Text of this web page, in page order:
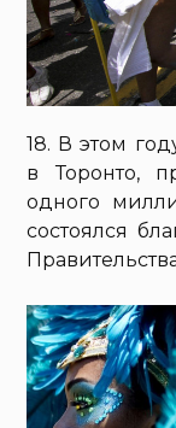
18. В этом
в Торонто,
одного
состоялся